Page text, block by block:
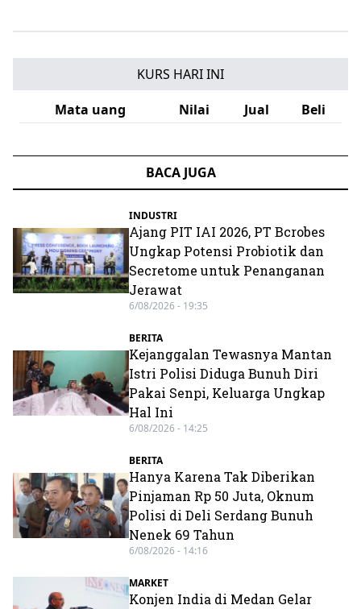
KURS HARI INI
Mata uang
Nilai Jual Beli
BACA JUGA
INDUSTRI
Ajang PIT IAI 2026, PT Bcrobes
Ungkap Potensi Probiotik dan
Secretome untuk Penanganan
Jerawat
6/08/2026 - 19:35
BERITA
Kejanggalan Tewasnya Mantan
Istri Polisi Diduga Bunuh Diri
Pakai Senpi, Keluarga Ungkap
Hal Ini
6/08/2026 - 14:25
BERITA
Hanya Karena Tak Diberikan
Pinjaman Rp 50 Juta, Oknum
Polisi di Deli Serdang Bunuh
Nenek 69 Tahun
6/08/2026 - 14:16
MARKET
Konjen India di Medan Gelar